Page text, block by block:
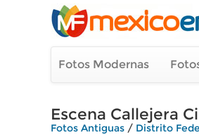
Fotos Modernas
Escena Callejera
Fotos Antiguas / Distrito